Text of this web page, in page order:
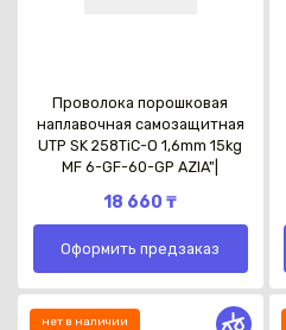
Проволока порошковая
наплавочная самозащитная
UTP SK 258TiC-O 1,6mm 15kg
MF 6-GF-60-GP AZIA"|
18 660 ₸
Оформить предзаказ
нет в наличии